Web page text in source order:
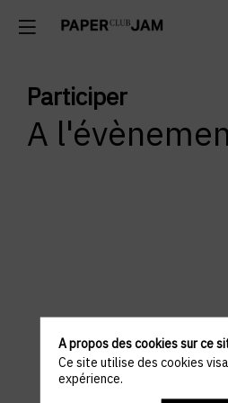
Participer
A
A propos des cookies sur ce
Ce site utilise des cookies
expérience.